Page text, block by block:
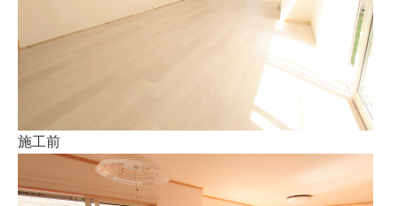
施工前